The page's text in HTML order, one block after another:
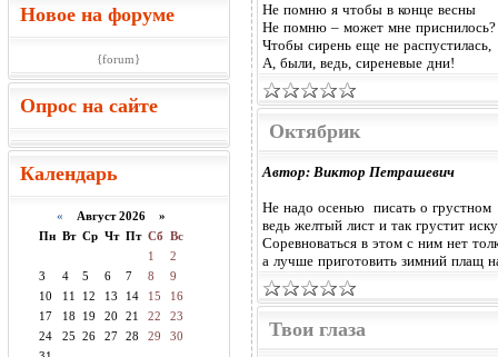
Новое на форуме
{forum}
Опрос на сайте
Календарь
« Август 2026 »
Пн Вт Ср Чт Пт Сб Вс
1
2
3
4 5 6 7 8
9
10
11 12 13 14 15
16
17
18 19 20 21 22
23
24
25 26 27 28 29
30
Не помню я чтобы в конце весны
Не помню – может мне приснилось?
Чтобы сирень еще не распустилась,
А, были, ведь, сиреневые дни!
Октябрик
Автор: Виктор Петрашевич
Не надо осенью писать о грустном
ведь желтый лист и так грустит
Соревноваться в этом с ним нет
а лучше приготовить зимний плащ
Твои глаза